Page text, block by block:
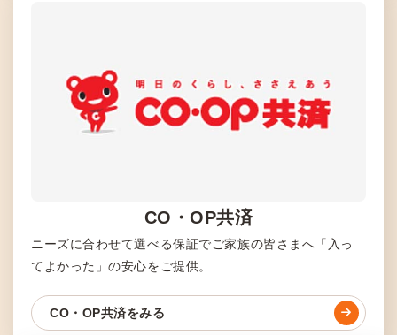
CO・OP共済
ニーズに合わせて選べる保証でご家族の皆さまへ「入っ
てよかった」の安心をご提供。
CO・OP共済をみる